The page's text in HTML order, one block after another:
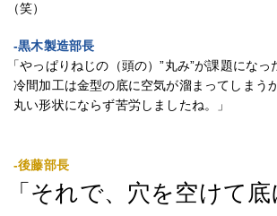
（笑）
-黒木製造部長
「やっぱりねじの（頭の）”丸み”が課題になっ
冷間加工は金型の底に空気が溜まってしまう
丸い形状にならず苦労しましたね。」
-後藤部長
「それで、穴を空けて